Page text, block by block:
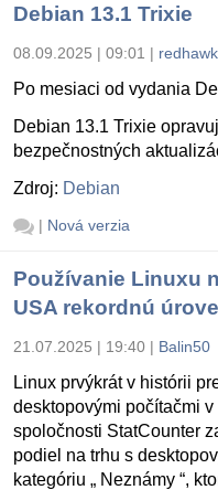
Debian 13.1 Trixie
08.09.2025 | 09:01 |
Po mesiaci od vydania
Debian 13.1 Trixie
bezpečnostných
Zdroj: Debian
| Nová verzia
Používanie Linuxu
USA rekordnú
21.07.2025 | 19:40 | Balin50
Linux prvýkrát v histórii
desktopovými počítačmi
spoločnosti StatCounter
podiel na trhu s
kategóriu „ Neznámy “,